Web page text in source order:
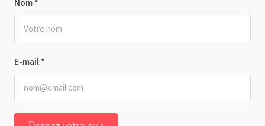
Nom *
E-mail *